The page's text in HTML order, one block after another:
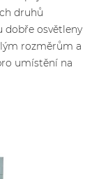
druhů
dobře osvětleny
rozměrům a
umístění na